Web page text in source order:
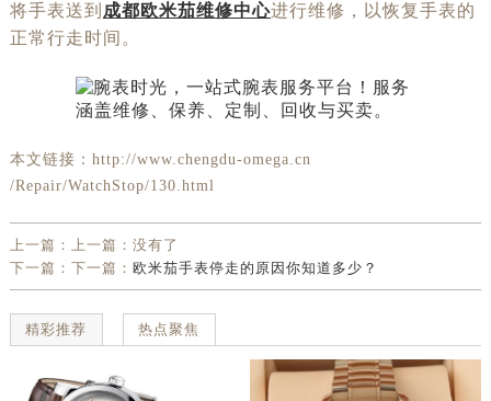
将手表送到 成都欧米茄维修中心进行维修，以恢复手表的
正常行走时间。
本文链接：http://www.chengdu-omega.cn
/Repair/WatchStop/130.html
上一篇：上一篇：没有了
下一篇：下一篇： 欧米茄手表停走的原因你知道多少？
精彩推荐 热点聚焦